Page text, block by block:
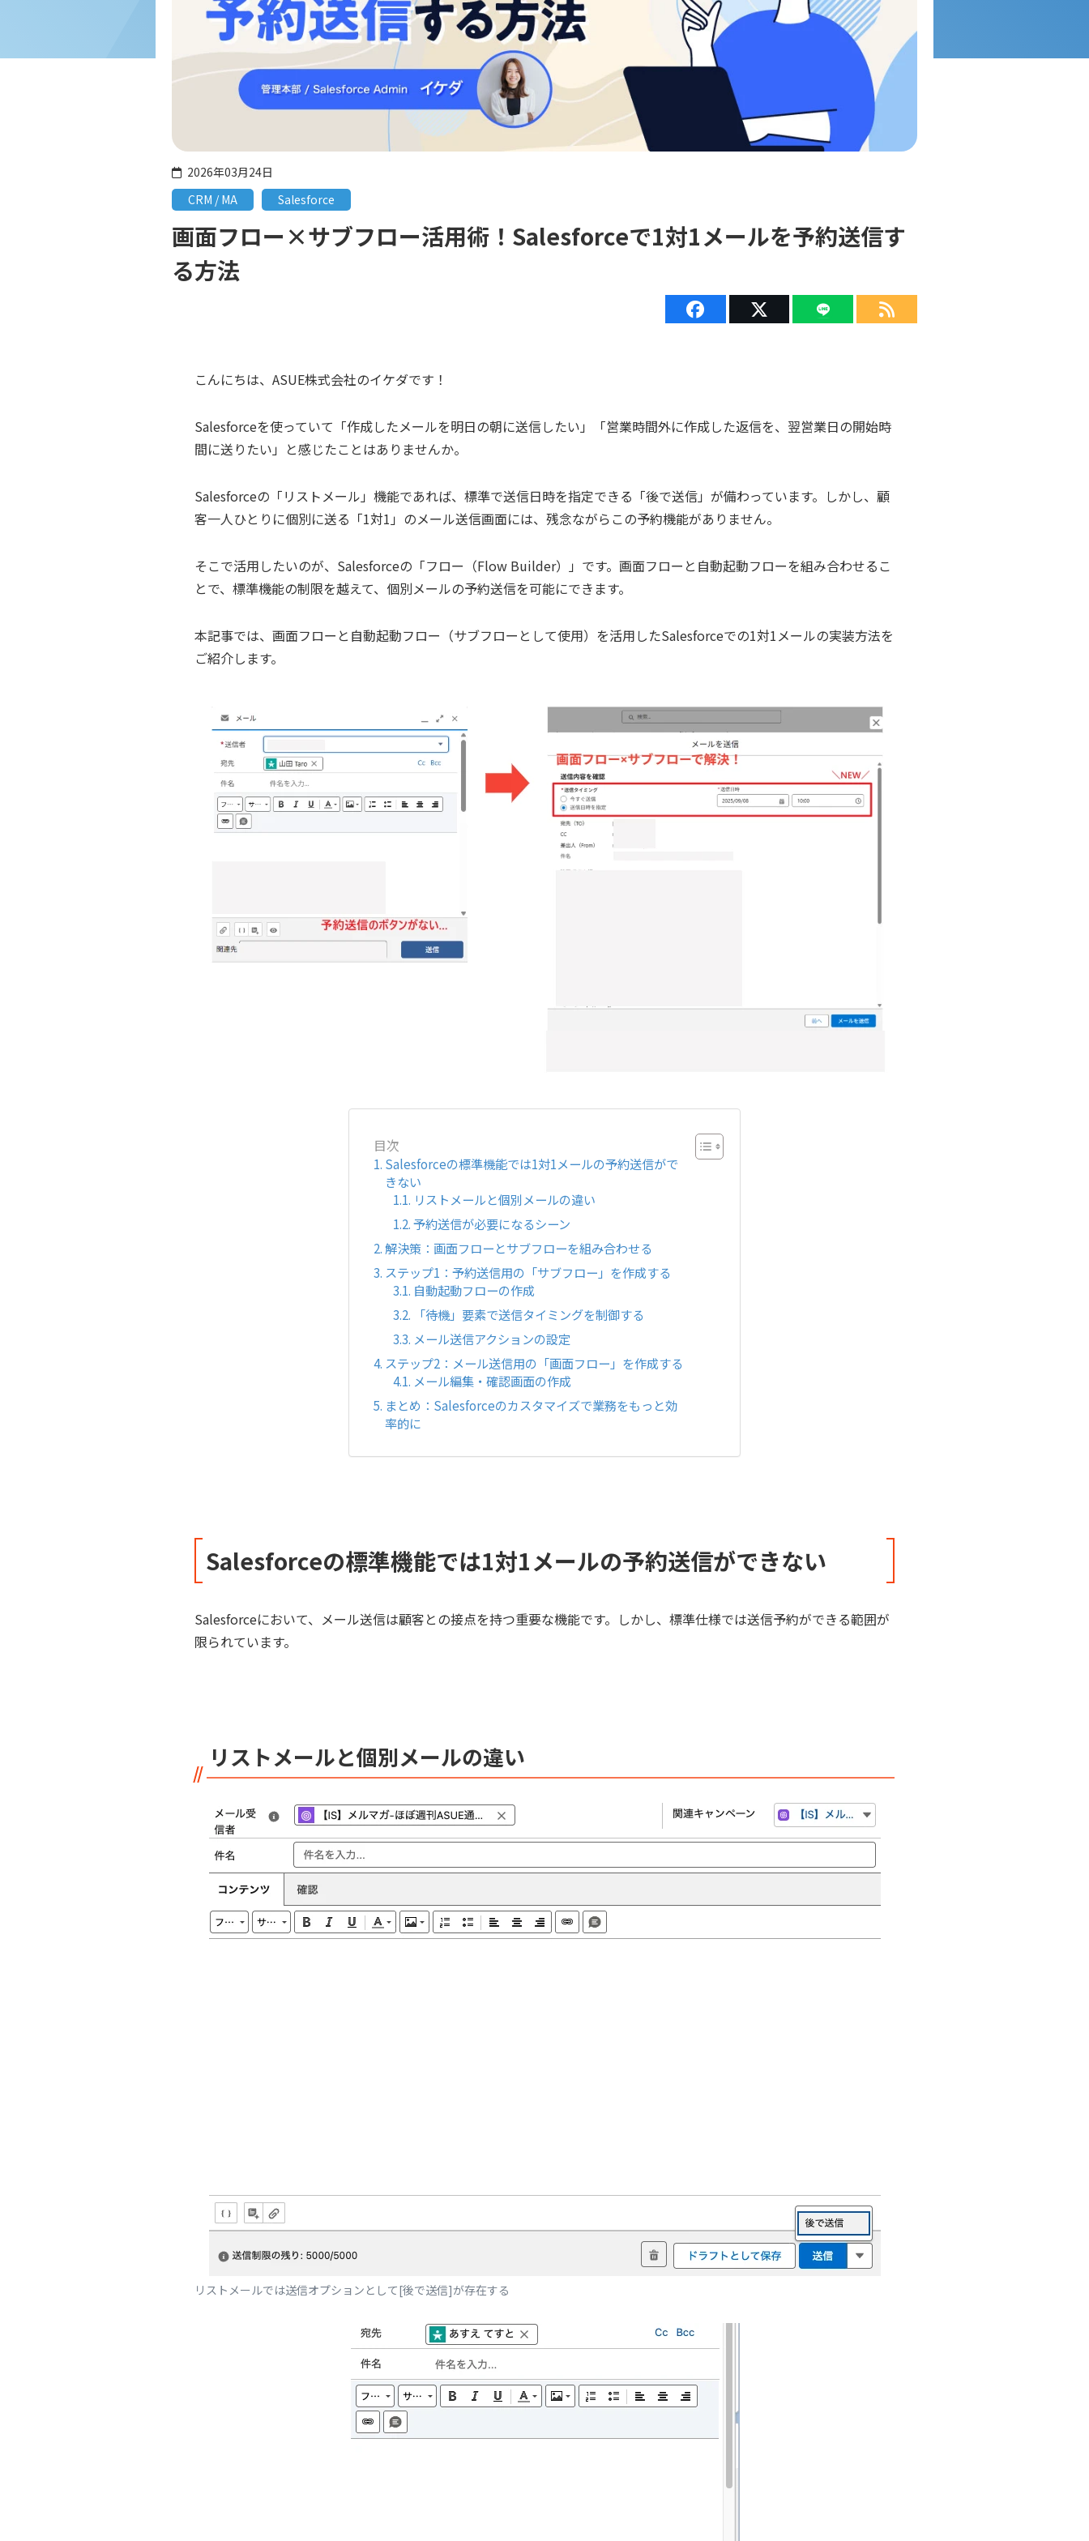
画面フロー×サブフロー活用術！Salesforceで1対1メールを予約送信す
る方法
2026年03月24日
CRM / MA
Salesforce
こんにちは、ASUE株式会社のイケダです！
Salesforceを使っていて「作成したメールを明日の朝に送信したい」「営業時間外に作成した返信を、翌営業日の開始時
間に送りたい」と感じたことはありませんか。
Salesforceの「リストメール」機能であれば、標準で送信日時を指定できる「後で送信」が備わっています。しかし、顧
客一人ひとりに個別に送る「1対1」のメール送信画面には、残念ながらこの予約機能がありません。
そこで活用したいのが、Salesforceの「フロー（Flow Builder）」です。画面フローと自動起動フローを組み合わせるこ
とで、標準機能の制限を越えて、個別メールの予約送信を可能にできます。
本記事では、画面フローと自動起動フロー（サブフローとして使用）を活用したSalesforceでの1対1メールの実装方法を
ご紹介します。
目次
Salesforceの標準機能では1対1メールの予約送信がで
きない
リストメールと個別メールの違い
予約送信が必要になるシーン
解決策：画面フローとサブフローを組み合わせる
ステップ1：予約送信用の「サブフロー」を作成する
自動起動フローの作成
「待機」要素で送信タイミングを制御する
メール送信アクションの設定
ステップ2：メール送信用の「画面フロー」を作成する
メール編集・確認画面の作成
まとめ：Salesforceのカスタマイズで業務をもっと効
率的に
Salesforceの標準機能では1対1メールの予約送信ができない
Salesforceにおいて、メール送信は顧客との接点を持つ重要な機能です。しかし、標準仕様では送信予約ができる範囲が
限られています。
リストメールと個別メールの違い
リストメールでは送信オプションとして[後で送信]が存在する